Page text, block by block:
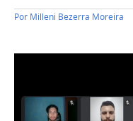
Por Milleni Bezerra Moreira